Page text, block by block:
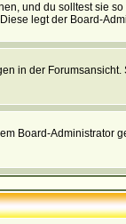
und du solltest sie
legt der Board-
in der
Board-Administrator